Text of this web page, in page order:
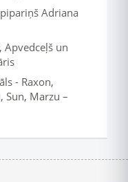
Adriana
Apvedceļš un
- Raxon,
Sun, Marzu –